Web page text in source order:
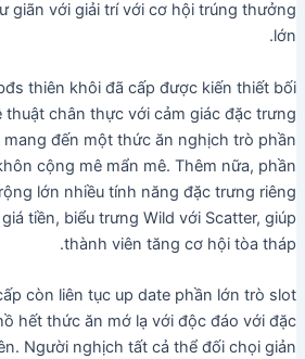
giãn với giải trí với cơ hội trúng thưởng
lớn.
thiên khôi đã cấp được kiến thiết bối
chân thực với cảm giác đặc trưng
mang đến một thức ăn nghịch trò phần
cộng mê mẩn mê. Thêm nữa, phần
lớn nhiều tính năng đặc trưng riêng
tiền, biểu trưng Wild với Scatter, giúp
thành viên tăng cơ hội tòa tháp.
còn liên tục up date phần lớn trò slot
hết thức ăn mớ lạ với độc đáo với đặc
Người nghịch tất cả thể đối chọi giản